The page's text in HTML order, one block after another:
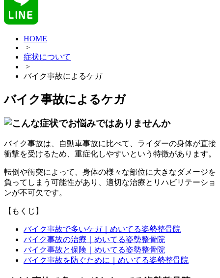
HOME
>
症状について
>
バイク事故によるケガ
バイク事故によるケガ
バイク事故は、自動車事故に比べて、ライダーの身体が直接
衝撃を受けるため、重症化しやすいという特徴があります。
転倒や衝突によって、身体の様々な部位に大きなダメージを
負ってしまう可能性があり、適切な治療とリハビリテーショ
ンが不可欠です。
【もくじ】
バイク事故で多いケガ｜めいてる姿勢整骨院
バイク事故の治療｜めいてる姿勢整骨院
バイク事故と保険｜めいてる姿勢整骨院
バイク事故を防ぐために｜めいてる姿勢整骨院